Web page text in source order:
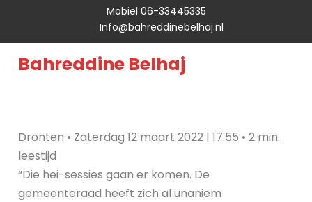
Mobiel 06-33445335
Info@bahreddinebelhaj.nl
Bahreddine Belhaj
Dronten • Zaterdag 12 maart 2022 | 17:55 • 2 min.
leestijd
“Die hei-sessies gaan er komen. De
gemeenteraad heeft zich al unaniem